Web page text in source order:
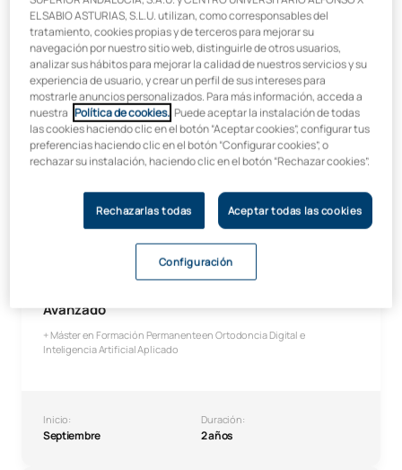
Inicio:
Septiembre
Duración:
2 años
Málaga
Avanzado
+ Máster en Formación Permanente en Ortodoncia Digital e
Inteligencia Artificial Aplicado
Inicio:
Septiembre
Duración:
2 años
Máster en Formación Permanente en Ortodoncia
EL SABIO ASTURIAS, S.L.U. utilizan, como corresponsables del
tratamiento, cookies propias y de terceros para mejorar su
navegación por nuestro sitio web, distinguirle de otros usuarios,
analizar sus hábitos para mejorar la calidad de nuestros servicios y su
experiencia de usuario, y crear un perfil de sus intereses para
mostrarle anuncios personalizados. Para más información, acceda a
nuestra Política de cookies. . Puede aceptar la instalación de todas
las cookies haciendo clic en el botón “Aceptar cookies”, configurar tus
preferencias haciendo clic en el botón “Configurar cookies”, o
rechazar su instalación, haciendo clic en el botón “Rechazar cookies”.
Rechazarlas todas Aceptar todas las cookies
Configuración